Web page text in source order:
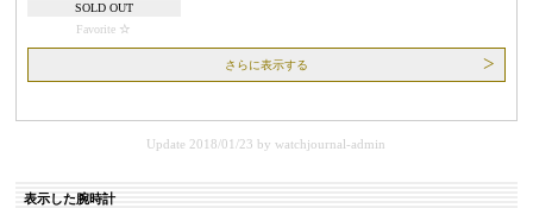
SOLD OUT
Favorite
さらに表示する
Update 2018/01/23 bywatchjournal-admin
表示した腕時計